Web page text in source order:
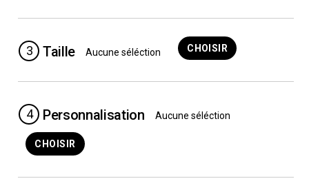
3 Taille Aucune séléction CHOISIR
4 Personnalisation Aucune séléction
CHOISIR